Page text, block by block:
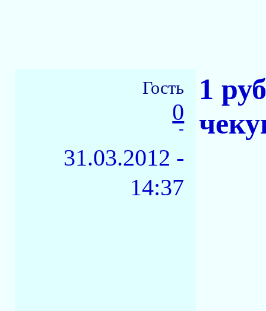
Гость
0
-
31.03.2012 -
14:37
1